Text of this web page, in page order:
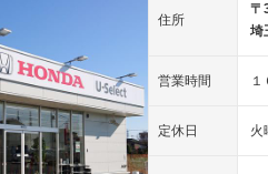
オ
－ ウォークスルー
－ シートエアコン
－ エアサスペンション
住所
〒
埼
営業時間
定休日 火